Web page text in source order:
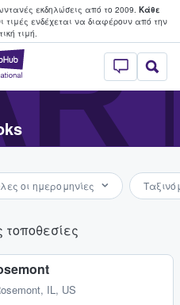
εκδηλώσεις από το 2009. Κάθε
τιμές ενδέχεται να διαφέρουν από την
τιμή.
StubHub - Όπου
πουλούν
οι ημερομηνίες
τοποθεσίες
IL, US